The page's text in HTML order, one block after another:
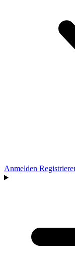
Anmelden